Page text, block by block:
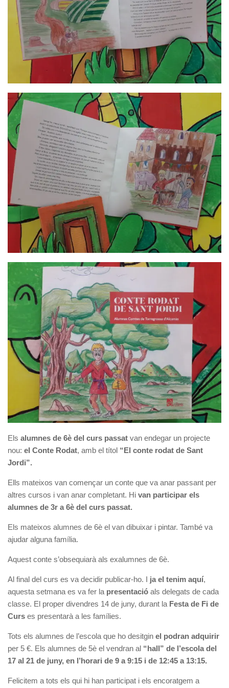
Els alumnes de 6è del curs passat van endegar un projecte
nou: el Conte Rodat, amb el títol “El conte rodat de Sant
Jordi”.
Ells mateixos van començar un conte que va anar passant per
altres cursos i van anar completant. Hi van participar els
alumnes de 3r a 6è del curs passat.
Els mateixos alumnes de 6è el van dibuixar i pintar. També va
ajudar alguna família.
Aquest conte s’obsequiarà als exalumnes de 6è.
Al final del curs es va decidir publicar-ho. I ja el tenim aquí,
aquesta setmana es va fer la presentació als delegats de cada
classe. El proper divendres 14 de juny, durant la Festa de Fi de
Curs es presentarà a les famílies.
Tots els alumnes de l’escola que ho desitgin el podran adquirir
per 5 €. Els alumnes de 5è el vendran al “hall” de l’escola del
17 al 21 de juny, en l’horari de 9 a 9:15 i de 12:45 a 13:15.
Felicitem a tots els qui hi han participat i els encoratgem a